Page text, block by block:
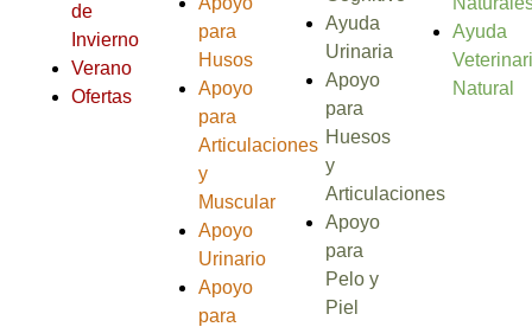
de
Invierno
Verano
Ofertas
para
Husos
Apoyo
para
Articulaciones
y
Muscular
Apoyo
Urinario
Apoyo
para
Ayuda
Urinaria
Apoyo
para
Huesos
y
Articulaciones
Apoyo
para
Pelo y
Piel
Ayuda
Natural